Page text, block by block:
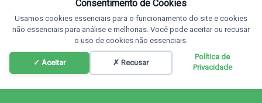
Programação
Consentimento de Cookies
Usamos cookies essenciais para o funcionamento do site e cookies
não essenciais para análise e melhorias. Você pode aceitar ou recusar
o uso de cookies não essenciais.
✓ Aceitar ✗ Recusar
Política de
Privacidade